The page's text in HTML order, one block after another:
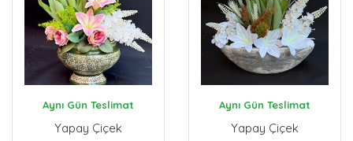
Aynı Gün Teslimat
Yapay Çiçek
Aynı Gün Teslimat
Yapay Çiçek